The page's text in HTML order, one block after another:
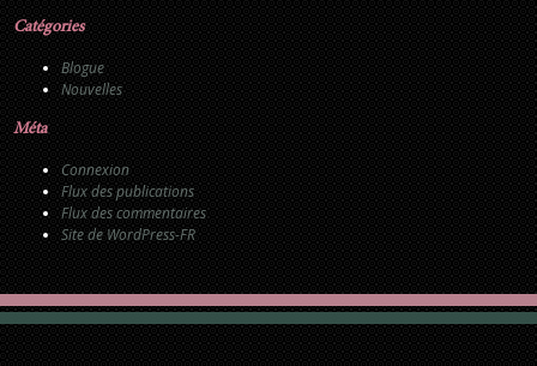
Catégories
Blogue
Nouvelles
Méta
Connexion
Flux des publications
Flux des commentaires
Site de WordPress-FR